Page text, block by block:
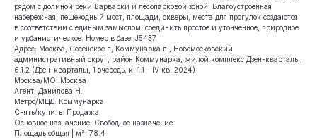
рядом с долиной реки Варварки и лесопарковой зоной. Благоустроенная
набережная, пешеходный мост, площади, скверы, места для прогулок создаются
в соответствии с единым замыслом: соединить простое и утончённое, природное
и урбанистическое. Номер в базе: J5437
Адрес: Москва, Сосенское п, Коммунарка п., Новомосковский
административный округ, район Коммунарка, жилой комплекс Дзен-кварталы,
6.1.2 (Дзен-кварталы, 1 очередь, к. 1.1 - IV кв. 2024)
Москва/МО: Москва
Агент: Данилова Н.
Метро/МЦД: Коммунарка
Снять/купить: Продажа
Основное назначение: Свободное назначение
Площадь общая | м²: 78.4